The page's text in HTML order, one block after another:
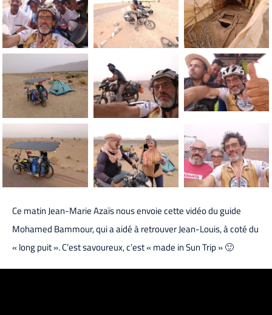
Ce matin Jean-Marie Azaïs nous envoie cette vidéo du guide
Mohamed Bammour, qui a aidé à retrouver Jean-Louis, à coté du
« long puit ». C’est savoureux, c’est « made in Sun Trip » 🙂